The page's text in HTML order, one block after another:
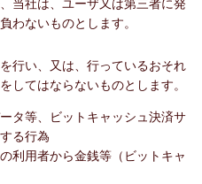
当社は、ユーザ又は第三者に発
わないものとします。
行い、又は、行っているおそれ
してはならないものとします。
タ等、ビットキャッシュ決済サ
る行為
利用者から金銭等（ビットキャ